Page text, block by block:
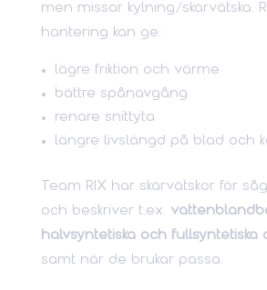
men missar kylning/skärvätska.
hantering kan ge:
lägre friktion och värme
bättre spånavgång
renare snittyta
längre livslängd på blad och
Team RIX har skärvätskor för
och beskriver t.ex.
halvsyntetiska och fullsyntetiska
samt när de brukar passa.